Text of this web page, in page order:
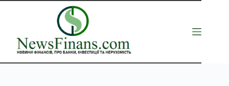
Перейти